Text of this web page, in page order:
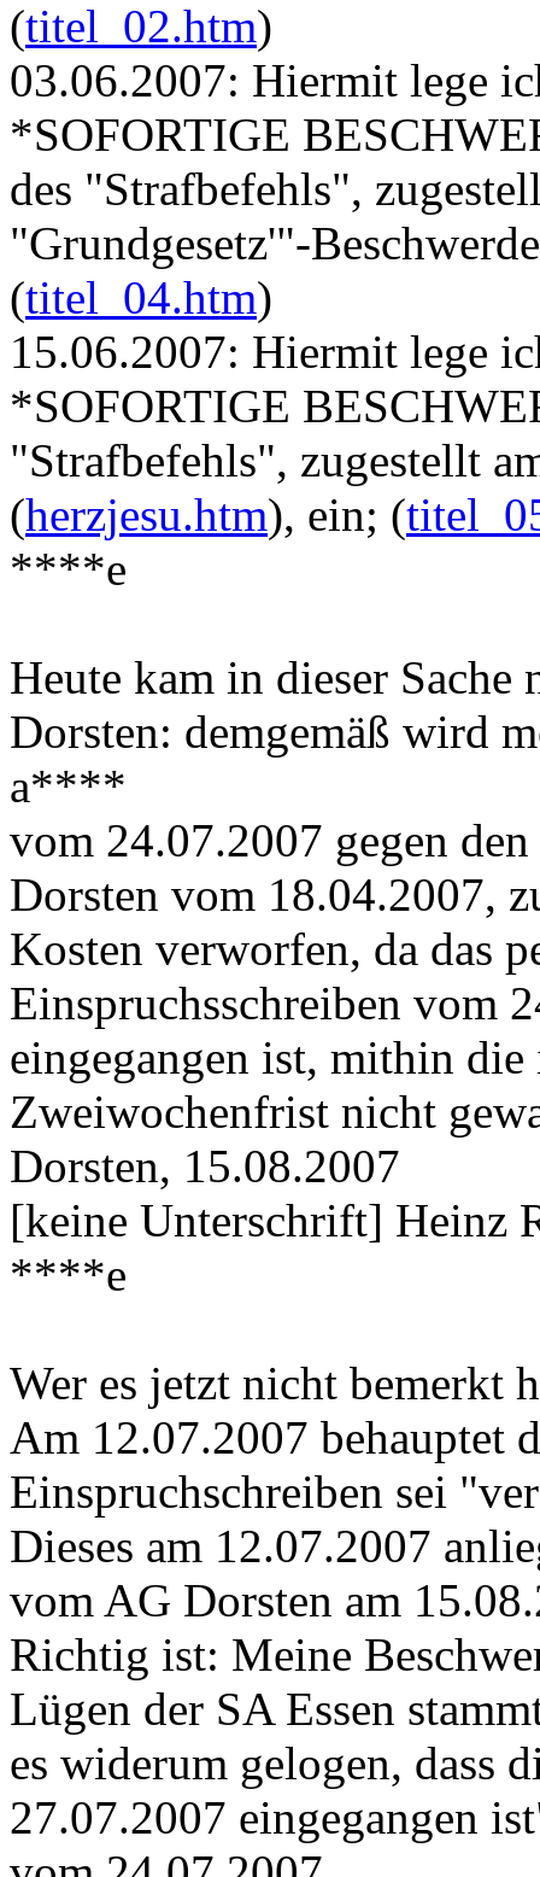
(titel_02.htm)
03.06.2007: Hiermit lege
*SOFORTIGE
des "Strafbefehls",
"Grundgesetz'"-
(titel_04.htm)
15.06.2007: Hiermit lege
*SOFORTIGE
"Strafbefehls", zugestellt
(herzjesu.htm), ein; (
****e
Heute kam in dieser Sache
Dorsten: demgemäß wird
a****
vom 24.07.2007 gegen
Dorsten vom 18.04.2007,
Kosten verworfen, da das
Einspruchsschreiben vom
eingegangen ist, mithin
Zweiwochenfrist nicht
Dorsten, 15.08.2007
[keine Unterschrift] Heinz
****e
Wer es jetzt nicht bemerkt
Am 12.07.2007 behauptet
Einspruchschreiben sei
Dieses am 12.07.2007
vom AG Dorsten am
Richtig ist: Meine
Lügen der SA Essen
es widerum gelogen, dass
27.07.2007 eingegangen